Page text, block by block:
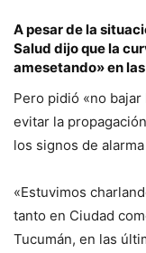
A pesar de la
Salud dijo que la
ame­setando» en
Pero pidió «no
evitar la
los signos de
«Estuvimos
tanto en Ciudad
Tucumán, en las